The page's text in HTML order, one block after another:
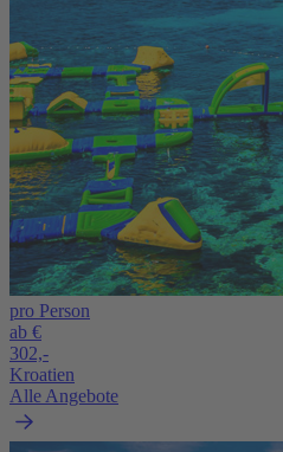
pro Person
ab €
302,-
Kroatien
Alle Angebote